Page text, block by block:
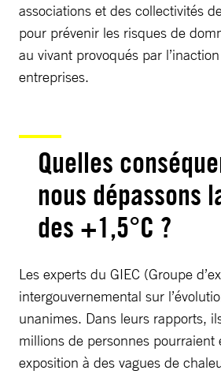
associations et des collectivités
pour prévenir les risques de
au vivant provoqués par
entreprises.
Quelles
nous dépassons
des +1,5°C ?
Les experts du GIEC (Groupe
intergouvernemental sur
unanimes. Dans leurs rapports,
millions de personnes pourraient
exposition à des vagues de